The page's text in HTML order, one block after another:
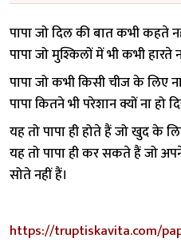
पापा जो दिल की बात कभी कहते
पापा जो मुश्किलों में भी कभी हारते
पापा जो कभी किसी चीज के लिए
पापा कितने भी परेशान क्यों ना हो
यह तो पापा ही होते हैं जो खुद के
यह तो पापा ही कर सकते हैं जो
सोते नहीं हैं।
https://truptiskavita.com/